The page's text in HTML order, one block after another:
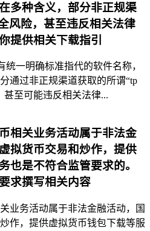
多种含义，部分非正规渠
风险，甚至违反相关法律
提供相关下载指引
统一明确标准指代的软件名称，
通过非正规渠道获取的所谓“tp
至可能违反相关法律...
相关业务活动属于非法金
拟货币交易和炒作，提供
也是不符合监管要求的。
求撰写相关内容
业务活动属于非法金融活动，国
作，提供虚拟货币钱包下载等服